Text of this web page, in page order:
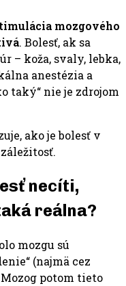
mozgového
. Bolesť, ak sa
– koža, svaly, lebka,
anestézia a
taký“ nie je zdrojom
ako je bolesť v
necíti,
reálna?
mozgu sú
(najmä cez
potom tieto